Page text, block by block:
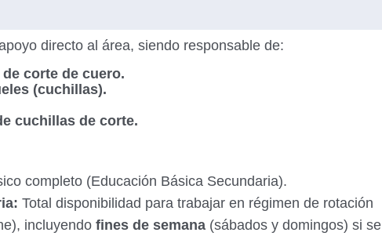
directo al área, siendo responsable de:
corte de cuero.
(cuchillas).
cuchillas de corte.
completo (Educación Básica Secundaria).
Total disponibilidad para trabajar en régimen de rotación
incluyendo fines de semana (sábados y domingos) si se